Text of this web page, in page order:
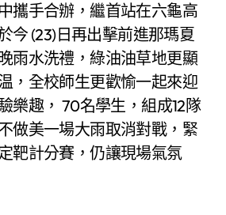
攜手合辦，繼首站在六龜高
今 (23)日再出擊前進那瑪夏
雨水洗禮，綠油油草地更顯
，全校師生更歡愉一起來迎
樂趣， 70名學生，組成12隊
做美一場大雨取消對戰，緊
靶計分賽，仍讓現場氣氛